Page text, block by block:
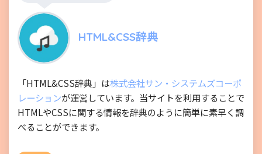
HTML&CSS辞典
「HTML&CSS辞典」は株式会社サン・システムズコーポ
レーションが運営しています。当サイトを利用することで
HTMLやCSSに関する情報を辞典のように簡単に素早く調
べることができます。